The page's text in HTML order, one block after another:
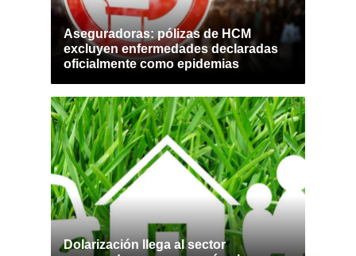
Aseguradoras: pólizas de HCM
excluyen enfermedades declaradas
oficialmente como epidemias
Dolarización llega al sector